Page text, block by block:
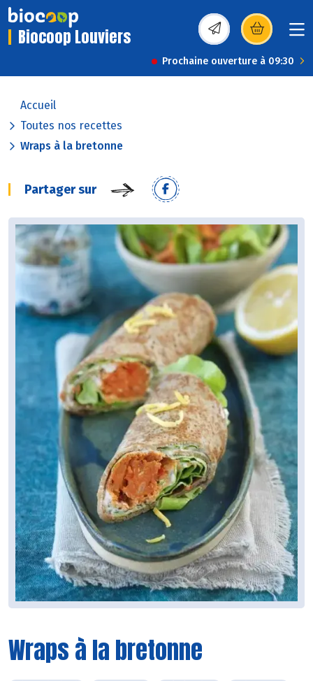
Biocoop Louviers (s’ouvre dans une
Prochaine ouverture à 09:30
Accueil
Toutes nos recettes
Wraps à la bretonne
Partager sur
Wraps à la bretonne